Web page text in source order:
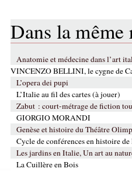
Dans la
Anatomie et médecine dans l’art
VINCENZO BELLINI, le cygne de
L’opera dei pupi
L’Italie au fil des cartes (à jouer)
Zabut : court-métrage de fiction
GIORGIO MORANDI
Genèse et histoire du Théâtre
Cycle de conférences en histoire de
Les jardins en Italie, Un art au
La Cuillère en Bois